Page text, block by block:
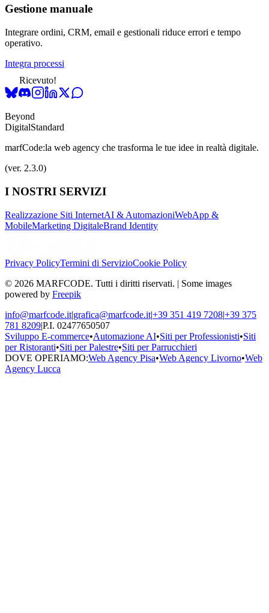
Gestione manuale
Integrare ordini, CRM, email e gestionali riduce errori e tempo
operativo.
Integra processi
Ricevuto!
Beyond
DigitalStandard
marfCode:la web agency che trasforma le tue idee in realtà digitale.
(ver. 2.3.0)
I NOSTRI SERVIZI
Realizzazione Siti InternetAI & AutomazioniWebApp &
MobileMarketing DigitaleBrand Identity
Privacy PolicyTermini di ServizioCookie Policy
© 2026 MARFCODE. Tutti i diritti riservati. | Some images
powered by Freepik
info@marfcode.it|grafica@marfcode.it|+39 351 419 7208|+39 375
781 8209|P.I. 02477650507
Sviluppo E-commerce•Automazione AI•Siti per Professionisti•Siti
per Ristoranti•Siti per Palestre•Siti per Parrucchieri
DOVE OPERIAMO:Web Agency Pisa•Web Agency Livorno•Web
Agency Lucca